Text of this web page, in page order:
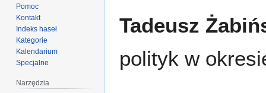
Tadeusz
polityk w
Pomoc
Kontakt
Indeks haseł
Kategorie
Kalendarium
Specjalne
Narzędzia